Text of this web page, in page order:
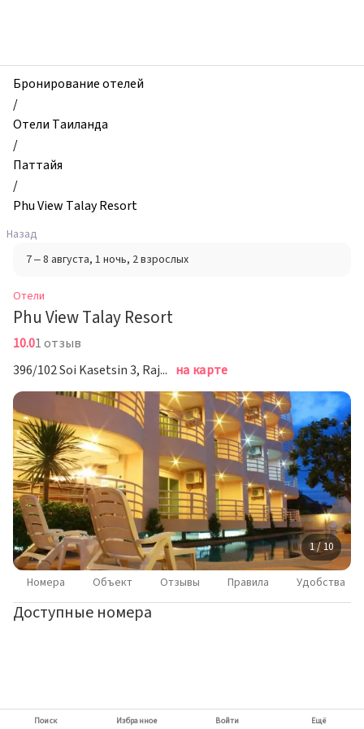
Phu
View
Talay
Resort,
Паттайя,
Таиланд
Бронирование отелей
/
Отели Таиланда
/
Паттайя
/
Phu View Talay Resort
Назад
7 – 8 августа, 1 ночь, 2 взрослых
Отели
Phu View Talay Resort
10.01 отзыв
396/102 Soi Kasetsin 3, Rajwaroon Road, Паттайя на карте
1 / 10
Номера Объект Отзывы Правила Удобства
Доступные номера
Поиск Избранное Войти Ещё